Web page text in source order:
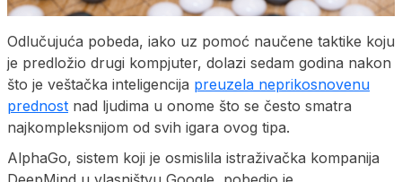
Odlučujuća pobeda, iako uz pomoć naučene taktike koju
je predložio drugi kompjuter, dolazi sedam godina nakon
što je veštačka inteligencija preuzela neprikosnovenu
prednost nad ljudima u onome što se često smatra
najkompleksnijom od svih igara ovog tipa.
AlphaGo, sistem koji je osmislila istraživačka kompanija